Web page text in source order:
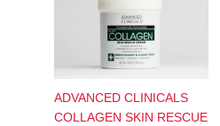
ADVANCED CLINICALS
COLLAGEN SKIN RESCUE